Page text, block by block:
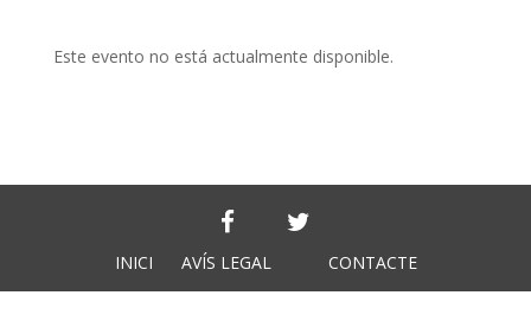
Este evento no está actualmente disponible.
INICI AVÍS LEGAL CONTACTE